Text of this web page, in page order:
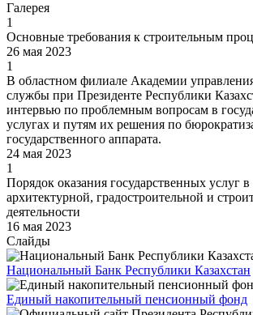
Галерея
1
Основные требования к строительным
26 мая 2023
1
В областном филиале Академии
службы при Президенте Республики
интервью по проблемным вопросам в
услугах и путям их решения по
государственного аппарата.
24 мая 2023
1
Порядок оказания государственных услуг в
архитектурной, градостроительной и
деятельности
16 мая 2023
Слайды
Национальный Банк Республики Казахстан
Единый накопительный пенсионный фонд